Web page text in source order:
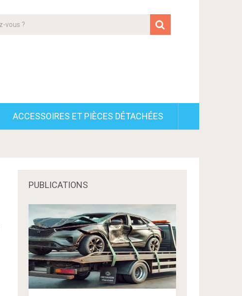
ACCESSOIRES ET PIÈCES DÉTACHÉES
PUBLICATIONS